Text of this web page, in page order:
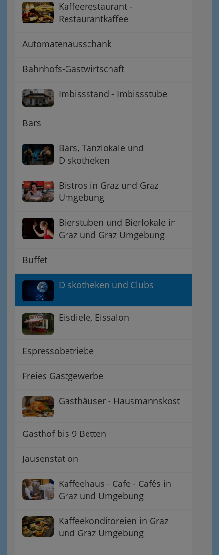
Kaffeerestaurant -
Restaurantkaffee
Automatenausschank
Bahnhofs-Gastwirtschaft
Imbissstand - Imbissstube
Bars
Bars, Tanzlokale und
Diskotheken
Bistros in Graz und Graz
Umgebung
Bierstuben und Bierlokale in
Graz und Graz Umgebung
Buffet
Diskotheken und Clubs
Eisdiele, Eissalon
Espressobetriebe
Freies Gastgewerbe
Gasthäuser - Hausmannskost
Gasthof bis 9 Betten
Jausenstation
Kaffeehaus - Cafe - Cafés in
Graz und Umgebung
Kaffeekonditoreien in Graz
und Graz Umgebung